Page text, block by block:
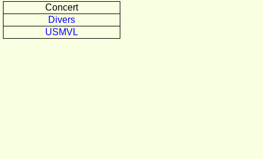
Concert
Divers
USMVL